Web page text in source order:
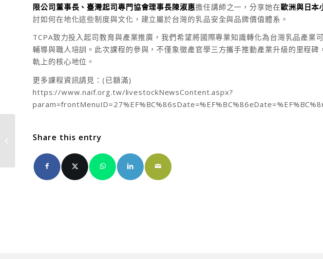
限公司董事長、臺灣起司專門協會理事長陳淑惠擔任講師之一，分享她在歐洲與日本
討如何在地化這些制度與文化，建立屬於台灣的乳品安全與品牌價值體系。
TCPA致力投入起司教育與產業推廣，我們希望將國際專業知識轉化為台灣乳品產業
輔導與職人培訓。此次課程的參與，不僅象徵產官學三方攜手推動產業升級的里程
軌上的核心地位。
更多課程資訊請見：(已額滿)
https://www.naif.org.tw/livestockNewsContent.aspx?
Share this entry
《起司協會半年報告：從食農教育到